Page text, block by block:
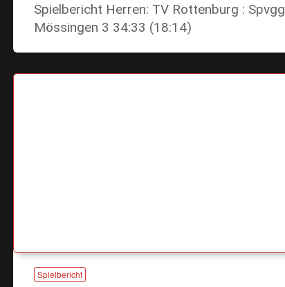
Spielbericht Herren: TV Rottenburg : Spvgg
Mössingen 3 34:33 (18:14)
Spielbericht